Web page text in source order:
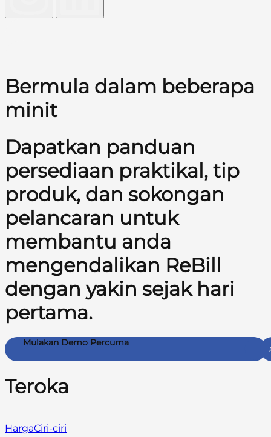
Bermula dalam beberapa
minit
Dapatkan panduan
persediaan praktikal, tip
produk, dan sokongan
pelancaran untuk
membantu anda
mengendalikan ReBill
dengan yakin sejak hari
pertama.
Mulakan Demo Percuma
Teroka
HargaCiri-ciri